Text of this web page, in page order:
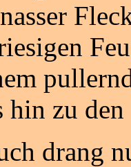
hin zu
drang